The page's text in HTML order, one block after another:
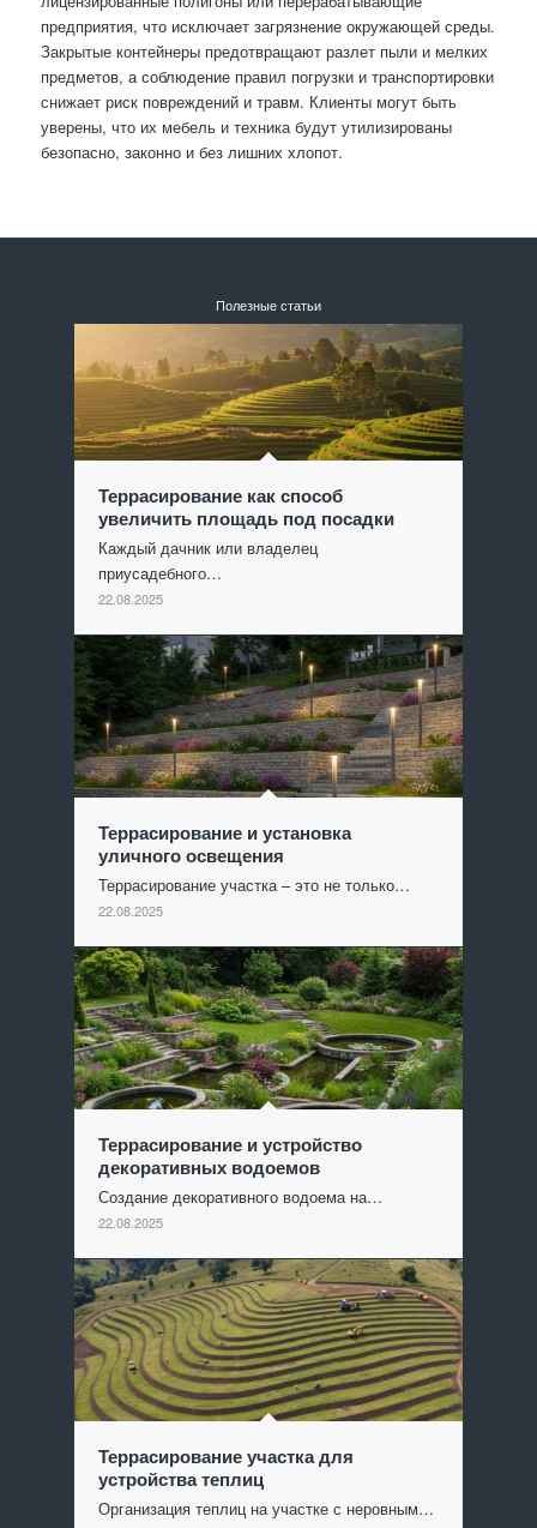
предприятия, что исключает загрязнение окружающей среды.
Закрытые контейнеры предотвращают разлет пыли и мелких
предметов, а соблюдение правил погрузки и транспортировки
снижает риск повреждений и травм. Клиенты могут быть
уверены, что их мебель и техника будут утилизированы
безопасно, законно и без лишних хлопот.
Полезные статьи
Террасирование как способ
увеличить площадь под посадки
Каждый дачник или владелец
приусадебного…
22.08.2025
Террасирование и установка
уличного освещения
Террасирование участка – это не только…
22.08.2025
Террасирование и устройство
декоративных водоемов
Создание декоративного водоема на…
22.08.2025
Террасирование участка для
устройства теплиц
Организация теплиц на участке с неровным…